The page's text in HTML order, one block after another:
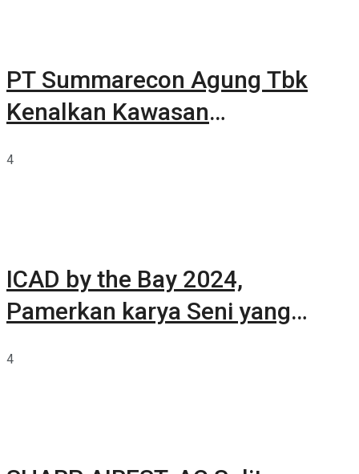
PT Summarecon Agung Tbk
Kenalkan Kawasan
4
ICAD by the Bay 2024,
Pamerkan karya Seni yang
4